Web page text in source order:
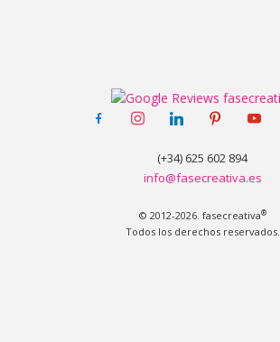
facebook-instagramlinkedin pinterestyoutube
(+34) 625 602 894
info@fasecreativa.es
© 2012-2026. fasecreativa®
Todos los derechos reservados.